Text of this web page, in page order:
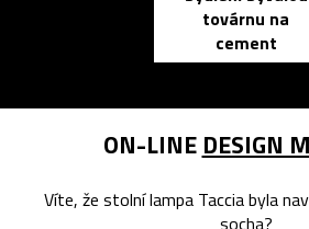
továrnu na
cement
ON-LINE DESIGN
Víte, že stolní lampa Taccia byla